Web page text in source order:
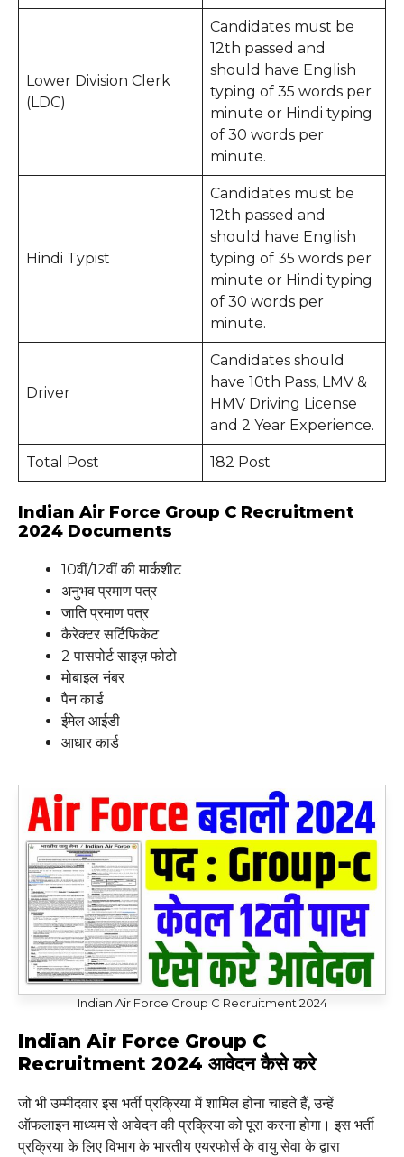
Lower Division Clerk
(LDC)
Candidates must be
12th passed and
should have English
typing of 35 words per
minute or Hindi typing
of 30 words per
minute.
Hindi Typist
Candidates must be
12th passed and
should have English
typing of 35 words per
minute or Hindi typing
of 30 words per
minute.
Driver
Candidates should
have 10th Pass, LMV &
HMV Driving License
and 2 Year Experience.
Total Post 182 Post
Indian Air Force Group C Recruitment
2024 Documents
10वीं/12वीं की मार्कशीट
अनुभव प्रमाण पत्र
जाति प्रमाण पत्र
कैरेक्टर सर्टिफिकेट
2 पासपोर्ट साइज़ फोटो
मोबाइल नंबर
पैन कार्ड
ईमेल आईडी
आधार कार्ड
Indian Air Force Group C Recruitment 2024
Indian Air Force Group C
Recruitment 2024 आवेदन कैसे करे
जो भी उम्मीदवार इस भर्ती प्रक्रिया में शामिल होना चाहते हैं, उन्हें
ऑफलाइन माध्यम से आवेदन की प्रक्रिया को पूरा करना होगा। इस भर्ती
प्रक्रिया के लिए विभाग के भारतीय एयरफोर्स के वायु सेवा के द्वारा